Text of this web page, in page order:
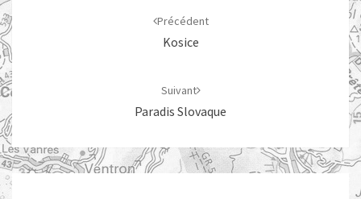
d'article
Précédent
Kosice
Suivant
Paradis Slovaque